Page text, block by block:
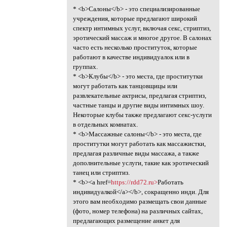
* <b>Салоны</b> - это специализированные
учреждения, которые предлагают широкий
спектр интимных услуг, включая секс, стриптиз,
эротический массаж и многое другое. В салонах
часто есть несколько проституток, которые
работают в качестве индивидуалок или в
группах.
* <b>Клубы</b> - это места, где проститутки
могут работать как танцовщицы или
развлекательные актрисы, предлагая стриптиз,
частные танцы и другие виды интимных шоу.
Некоторые клубы также предлагают секс-услуги
в отдельных комнатах.
* <b>Массажные салоны</b> - это места, где
проститутки могут работать как массажистки,
предлагая различные виды массажа, а также
дополнительные услуги, такие как эротический
танец или стриптиз.
* <b><a href=https://rdd72.ru>Работать
индивидуалкой</a></b>, сокращенно инди. Для
этого вам необходимо размещать свои данные
(фото, номер телефона) на различных сайтах,
предлагающих размещение анкет для